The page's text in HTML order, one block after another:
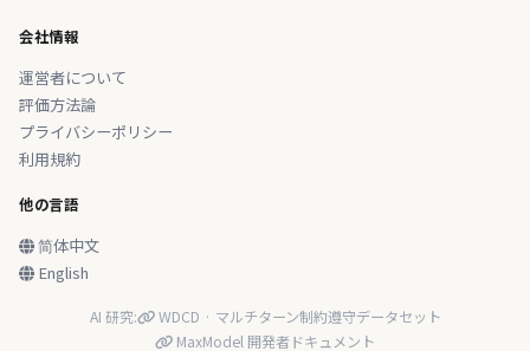
会社情報
運営者について
評価方法論
プライバシーポリシー
利用規約
他の言語
简体中文
English
AI 研究:
WDCD · マルチターン制約遵守データセット
MaxModel 開発者ドキュメント